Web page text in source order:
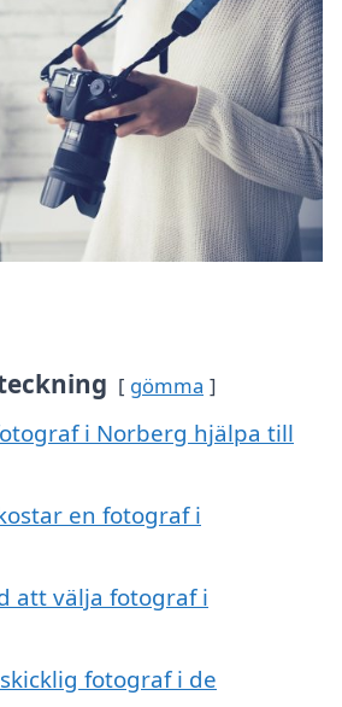
gömma
i Norberg hjälpa till
en fotograf i
att välja fotograf i
fotograf i de